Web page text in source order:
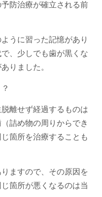
防治療が確立される前
うに習った記憶があり
、少しでも歯が黒くな
りました。
離せず経過するものは
詰め物の周りからでき
箇所を治療することも
ますので、その原因を
箇所が悪くなるのは当